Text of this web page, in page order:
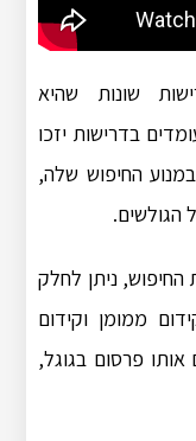
שונות שהיא
בדרישות יזכו
החיפוש שלה,
הגולשים.
ניתן לחלק
ממומן וקידום
אותו פרסום בגוגל,